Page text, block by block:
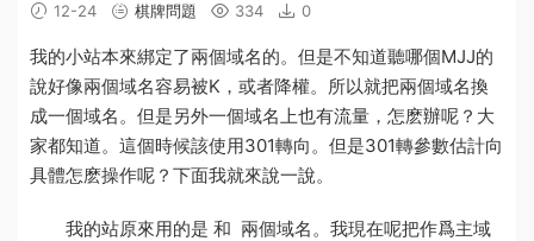
12-24 棋牌問題 334 0
我的小站本來綁定了兩個域名的。但是不知道聽哪個MJJ的
說好像兩個域名容易被K，或者降權。所以就把兩個域名換
成一個域名。但是另外一個域名上也有流量，怎麽辦呢？大
家都知道。這個時候該使用301轉向。但是301轉參數估計向
具體怎麽操作呢？下面我就來說一說。
我的站原來用的是 和 兩個域名。我現在呢把作爲主域